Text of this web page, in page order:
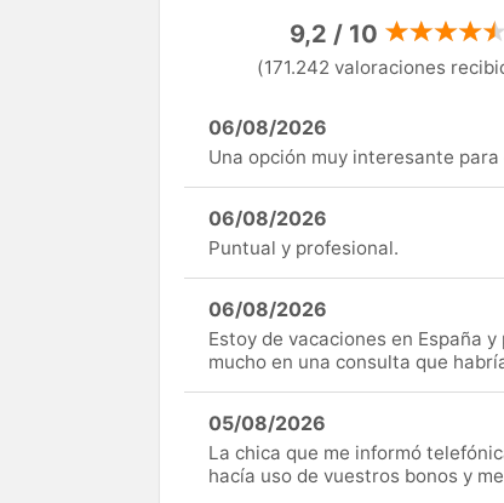
9,2 / 10
(171.242 valoraciones
06/08/2026
Una opción muy interesante
06/08/2026
Puntual y profesional.
06/08/2026
Estoy de vacaciones en España
mucho en una consulta que
05/08/2026
La chica que me informó
hacía uso de vuestros bonos y